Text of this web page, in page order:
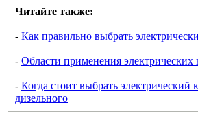
Читайте также:
- Как правильно выбрать
- Области применения электрических
- Когда стоит выбрать электрический
дизельного